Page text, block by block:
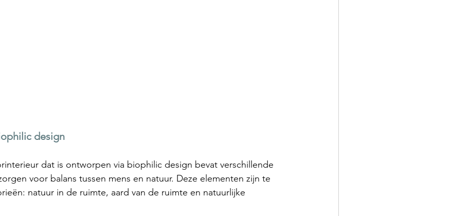
design
dat is ontworpen via biophilic design bevat verschillende
voor balans tussen mens en natuur. Deze elementen zijn te
natuur in de ruimte, aard van de ruimte en natuurlijke